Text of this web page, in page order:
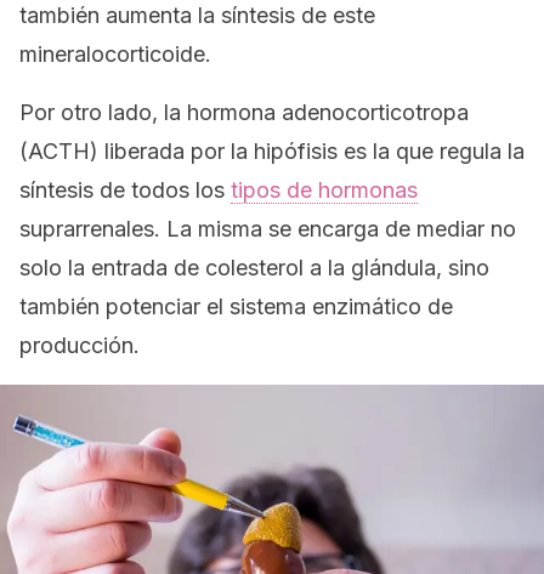
también aumenta la síntesis de este
mineralocorticoide.
Por otro lado, la hormona adenocorticotropa
(ACTH) liberada por la hipófisis es la que regula la
síntesis de todos los tipos de hormonas
suprarrenales. La misma se encarga de mediar no
solo la entrada de colesterol a la glándula, sino
también potenciar el sistema enzimático de
producción.